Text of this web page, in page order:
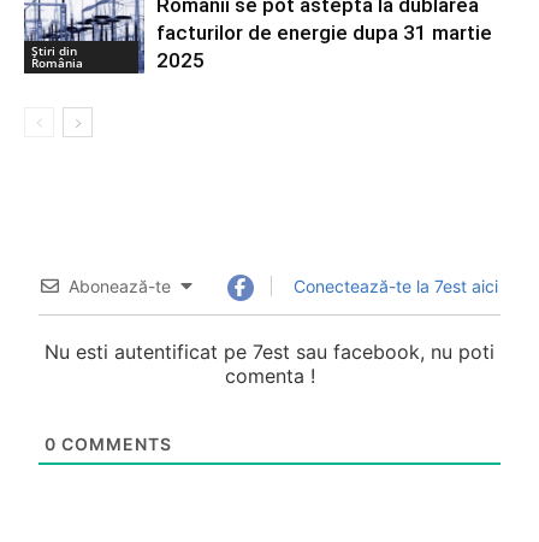
Știri din
România
facturilor de energie dupa 31 martie
2025
Abonează-te Conectează-te la 7est aici
Nu esti autentificat pe 7est sau facebook, nu poti
comenta !
0 COMMENTS